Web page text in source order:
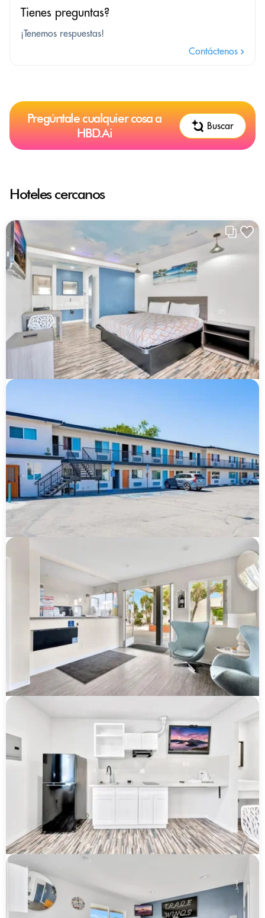
Tienes preguntas?
¡Tenemos respuestas!
Contáctenos
Pregúntale cualquier cosa a
HBD.Ai
Buscar
Hoteles cercanos